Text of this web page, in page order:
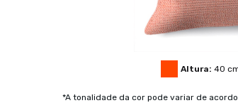
Altura: 40
*A tonalidade da cor pode variar de